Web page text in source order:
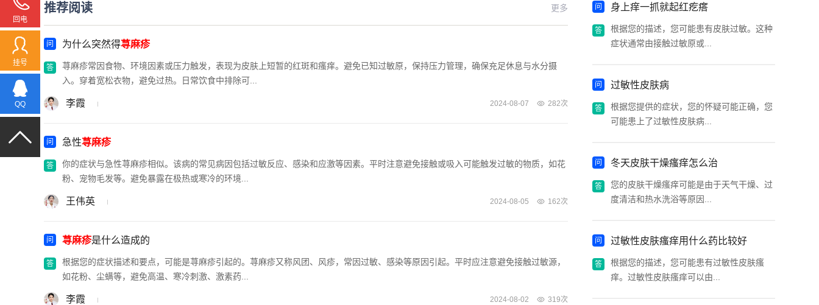
推荐阅读 更多
为什么突然得荨麻疹
荨麻疹常因食物、环境因素或压力触发，表现为皮肤上短暂的红斑和瘙痒。避免已知过敏原，保持压力管理，确保充足休息与水分摄
入。穿着宽松衣物，避免过热。日常饮食中排除可...
李霞 2024-08-07 282次
急性荨麻疹
你的症状与急性荨麻疹相似。该病的常见病因包括过敏反应、感染和应激等因素。平时注意避免接触或吸入可能触发过敏的物质，如花
粉、宠物毛发等。避免暴露在极热或寒冷的环境...
王伟英 2024-08-05 162次
荨麻疹是什么造成的
根据您的症状描述和要点，可能是荨麻疹引起的。荨麻疹又称风团、风疹，常因过敏、感染等原因引起。平时应注意避免接触过敏源，
如花粉、尘螨等，避免高温、寒冷刺激、激素药...
李霞 2024-08-02 319次
身上痒一抓就起红疙瘩
根据您的描述，您可能患有皮肤过敏。这种
症状通常由接触过敏原或...
过敏性皮肤病
根据您提供的症状，您的怀疑可能正确，您
可能患上了过敏性皮肤病...
冬天皮肤干燥瘙痒怎么治
您的皮肤干燥瘙痒可能是由于天气干燥、过
度清洁和热水洗浴等原因...
过敏性皮肤瘙痒用什么药比较好
根据您的描述，您可能患有过敏性皮肤瘙
痒。过敏性皮肤瘙痒可以由...
回电
挂号
QQ